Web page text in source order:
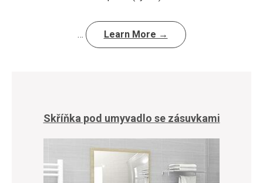
… Learn More →
Skříňka pod umyvadlo se zásuvkami